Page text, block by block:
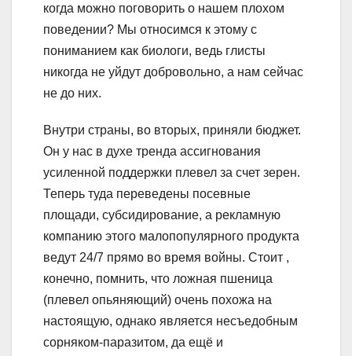
когда можно поговорить о нашем плохом
поведении? Мы относимся к этому с
пониманием как биологи, ведь глисты
никогда не уйдут добровольно, а нам сейчас
не до них.
Внутри страны, во вторых, приняли бюджет.
Он у нас в духе тренда ассигнования
усиленной поддержки плевел за счет зерен.
Теперь туда переведены посевные
площади, субсидирование, а рекламную
компанию этого малопопулярного продукта
ведут 24/7 прямо во время войны. Стоит ,
конечно, помнить, что ложная пшеница
(плевел опьяняющий) очень похожа на
настоящую, однако является несъедобным
сорняком-паразитом, да ещё и